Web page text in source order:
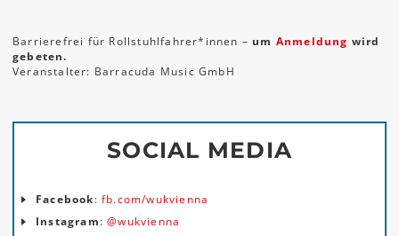
Barrierefrei für Rollstuhlfahrer*innen – um Anmeldung wird
gebeten.
Veranstalter: Barracuda Music GmbH
SOCIAL MEDIA
Facebook:fb.com/wukvienna
Instagram:@wukvienna